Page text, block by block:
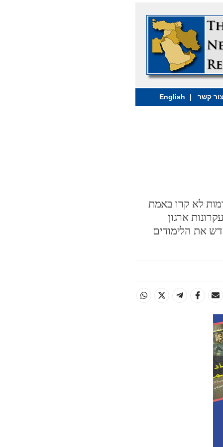
קשר |
English
לא קרו באמת
ארגון
את הלימודים